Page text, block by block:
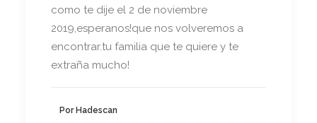
como te dije el 2 de noviembre
2019,esperanos!que nos volveremos a
encontrar.tu familia que te quiere y te
extraña mucho!
Por Hadescan